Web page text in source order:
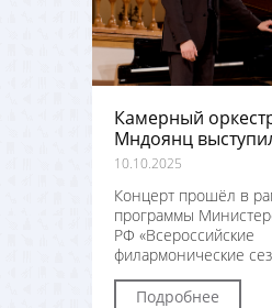
Камерный
Мндоянц
10.10.2025
Концерт прошёл в
программы
РФ «Всероссийские
филармонические
Подробнее